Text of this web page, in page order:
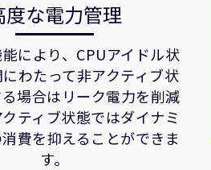
度な電力管理
により、CPUアイドル状
わたって非アクティブ状
場合はリーク電力を削減
ティブ状態ではダイナミ
費を抑えることができま
す。